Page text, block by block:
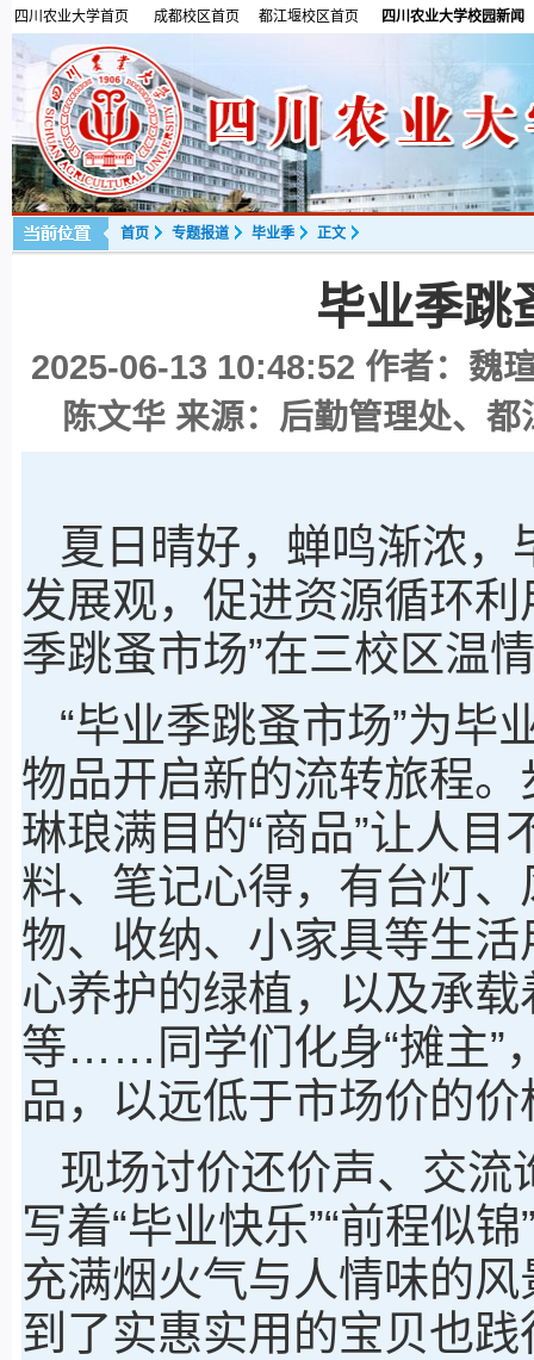
四川农业大学首页 成都校区首页 都江堰校区首页 四川农业大学校园新闻
首页 专题报道 毕业季 正文
毕业季跳
2025-06-13 10:48:52 作者：魏
陈文华 来源：后勤管理处、
夏日晴好，蝉鸣渐浓
发展观，促进资源循环
季跳蚤市场”在三校区温
“毕业季跳蚤市场”为毕
物品开启新的流转旅程。
琳琅满目的“商品”让人
料、笔记心得，有台灯
物、收纳、小家具等生
心养护的绿植，以及承载
等……同学们化身“摊主”
品，以远低于市场价的
现场讨价还价声、交流
写着“毕业快乐”“前程似
充满烟火气与人情味的
到了实惠实用的宝贝也